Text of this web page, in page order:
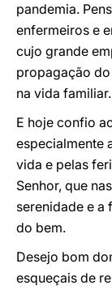
pandemia.
enfermeiros e
cujo grande
propagação
na vida familiar.
E hoje confio
especialmente
vida e pelas
Senhor, que
serenidade e a
do bem.
Desejo bom
esqueçais de